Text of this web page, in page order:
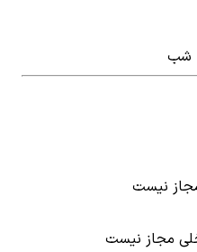
نیست
مجاز نیست